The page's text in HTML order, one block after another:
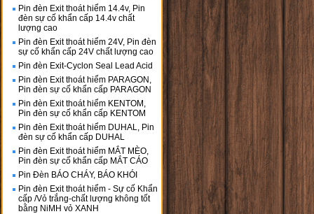
Pin đèn Exit thoát hiểm 14.4v, Pin
đèn sự cố khẩn cấp 14.4v chất
lượng cao
Pin đèn Exit thoát hiểm 24V, Pin đèn
sự cố khẩn cấp 24V chất lượng cao
Pin đèn Exit-Cyclon Seal Lead Acid
Pin đèn Exit thoát hiểm PARAGON,
Pin đèn sự cố khẩn cấp PARAGON
Pin đèn Exit thoát hiểm KENTOM,
Pin đèn sự cố khẩn cấp KENTOM
Pin đèn Exit thoát hiểm DUHAL, Pin
đèn sự cố khẩn cấp DUHAL
Pin đèn Exit thoát hiểm MẮT MÈO,
Pin đèn sự cố khẩn cấp MẮT CÁO
Pin Đèn BÁO CHÁY, BÁO KHÓI
Pin đèn Exit thoát hiểm - Sự cố Khẩn
cấp /Vỏ trắng-chất lượng không tốt
bằng NiMH vỏ XANH